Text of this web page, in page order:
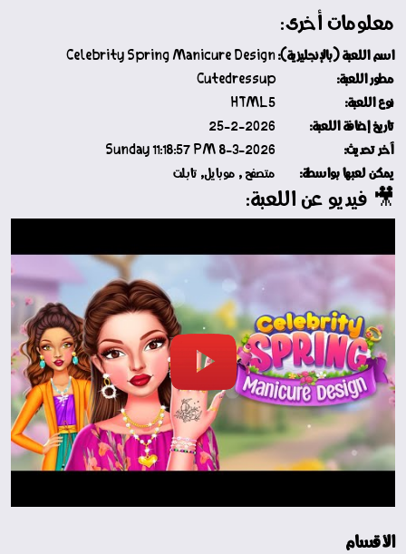
معلومات أخرى:
اسم اللعبة (بالإنجليزية):Celebrity Spring Manicure Design
مطور اللعبة:
Cutedressup
نوع اللعبة:
HTML5
تاريخ إضافة اللعبة:
25-2-2026
آخر تحديث:
8-3-2026 Sunday 11:18:57 PM
يمكن لعبها بواسطة:
متصفح , موبايل, تابلت
🎥 فيديو عن اللعبة:
تشغيل
الفيديو
الأقسام